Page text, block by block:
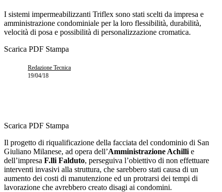
I sistemi impermeabilizzanti Triflex sono stati scelti da impresa e
amministrazione condominiale per la loro flessibilità, durabilità,
velocità di posa e possibilità di personalizzazione cromatica.
Scarica PDF Stampa
Redazione Tecnica
19/04/18
Scarica PDF Stampa
Il progetto di riqualificazione della facciata del condominio di San
Giuliano Milanese, ad opera dell’Amministrazione Achilli e
dell’impresa F.lli Falduto, perseguiva l’obiettivo di non effettuare
interventi invasivi alla struttura, che sarebbero stati causa di un
aumento dei costi di manutenzione ed un protrarsi dei tempi di
lavorazione che avrebbero creato disagi ai condomini.